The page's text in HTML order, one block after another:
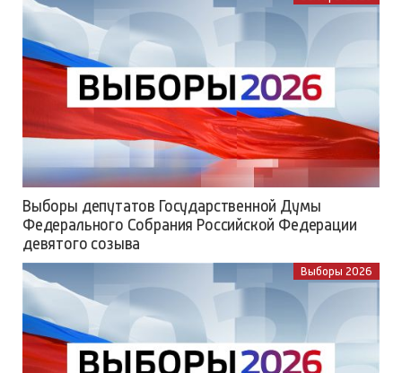
Выборы депутатов Государственной Думы
Федерального Собрания Российской Федерации
девятого созыва
Выборы 2026